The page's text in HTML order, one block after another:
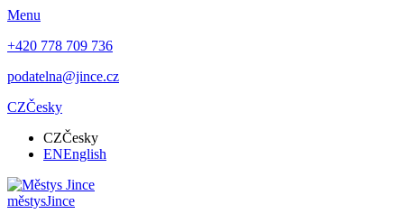
Menu
+420 778 709 736
podatelna@jince.cz
CZČesky
CZČesky
ENEnglish
městysJince